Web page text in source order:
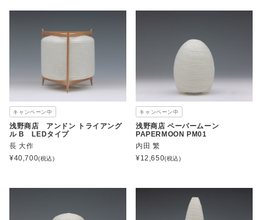
キャンペーン中
浅野商店 アンドン トライアング
ル B LEDタイプ
長 大作
¥40,700(税込)
キャンペーン中
浅野商店 ペーパームーン
PAPERMOON PM01
内田 繁
¥12,650(税込)